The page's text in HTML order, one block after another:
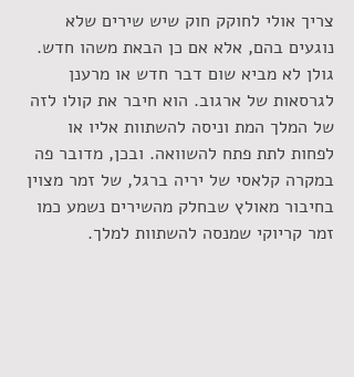
צריך אולי לחוקק חוק שיש שירים שלא
נוגעים בהם, אלא אם כן הבאת משהו חדש.
גולן לא מביא שום דבר חדש או מרענן
לגרסאות של ארגוב. הוא חיבר את קולו לזה
של המלך המת וניסה להשתוות אליו או
לפחות לתת פתח להשוואה. ובכן, מדובר פה
במקרה קלאסי של יריה ברגל, של זמר מצוין
בחיבור מאולץ שבחלק מהשירים נשמע כמו
זמר קריוקי שמנסה להשתוות למלך.